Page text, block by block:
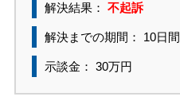
解決結果： 不起訴
解決までの期間： 10日間
示談金： 30万円